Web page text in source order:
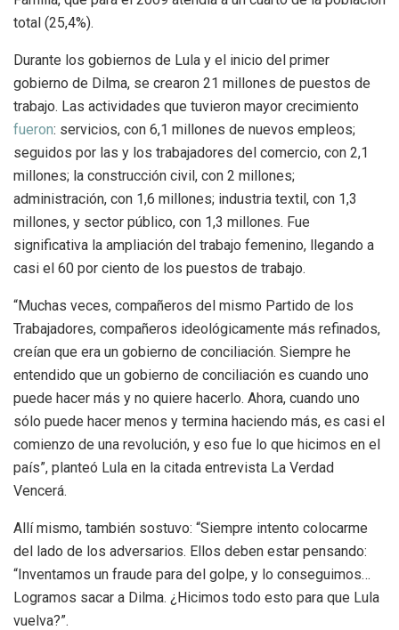
total (25,4%).
Durante los gobiernos de Lula y el inicio del primer
gobierno de Dilma, se crearon 21 millones de puestos de
trabajo. Las actividades que tuvieron mayor crecimiento
fueron: servicios, con 6,1 millones de nuevos empleos;
seguidos por las y los trabajadores del comercio, con 2,1
millones; la construcción civil, con 2 millones;
administración, con 1,6 millones; industria textil, con 1,3
millones, y sector público, con 1,3 millones. Fue
significativa la ampliación del trabajo femenino, llegando a
casi el 60 por ciento de los puestos de trabajo.
“Muchas veces, compañeros del mismo Partido de los
Trabajadores, compañeros ideológicamente más refinados,
creían que era un gobierno de conciliación. Siempre he
entendido que un gobierno de conciliación es cuando uno
puede hacer más y no quiere hacerlo. Ahora, cuando uno
sólo puede hacer menos y termina haciendo más, es casi el
comienzo de una revolución, y eso fue lo que hicimos en el
país”, planteó Lula en la citada entrevista La Verdad
Vencerá.
Allí mismo, también sostuvo: “Siempre intento colocarme
del lado de los adversarios. Ellos deben estar pensando:
“Inventamos un fraude para del golpe, y lo conseguimos…
Logramos sacar a Dilma. ¿Hicimos todo esto para que Lula
vuelva?”.